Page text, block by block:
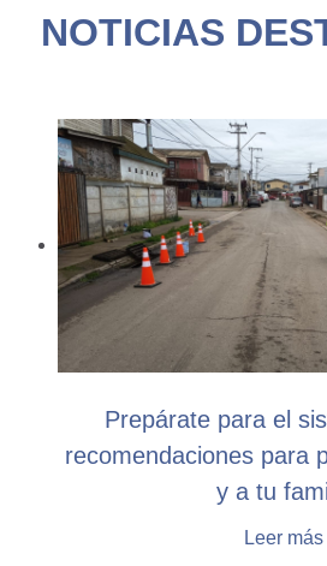
NOTICIAS
Prepárate para el
recomendaciones para
y a tu
Leer más